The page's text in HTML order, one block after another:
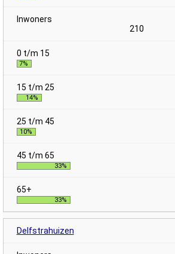
210
7%
14%
10%
33%
33%
Delfstrahuizen